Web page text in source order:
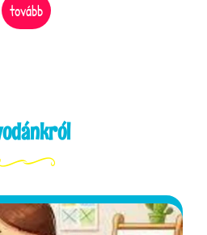
tovább